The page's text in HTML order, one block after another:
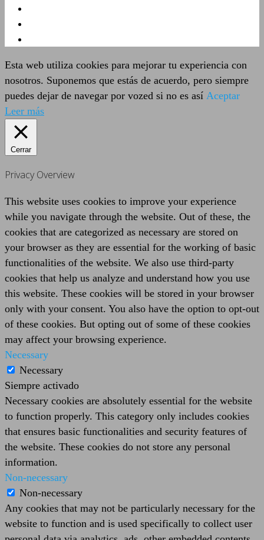
Esta web utiliza cookies para mejorar tu experiencia con
nosotros. Suponemos que estás de acuerdo, pero siempre
puedes dejar de navegar por vozed si no es así Aceptar
Leer más
Cerrar
Privacy Overview
This website uses cookies to improve your experience
while you navigate through the website. Out of these, the
cookies that are categorized as necessary are stored on
your browser as they are essential for the working of basic
functionalities of the website. We also use third-party
cookies that help us analyze and understand how you use
this website. These cookies will be stored in your browser
only with your consent. You also have the option to opt-out
of these cookies. But opting out of some of these cookies
may affect your browsing experience.
Necessary
Necessary
Siempre activado
Necessary cookies are absolutely essential for the website
to function properly. This category only includes cookies
that ensures basic functionalities and security features of
the website. These cookies do not store any personal
information.
Non-necessary
Non-necessary
Any cookies that may not be particularly necessary for the
website to function and is used specifically to collect user